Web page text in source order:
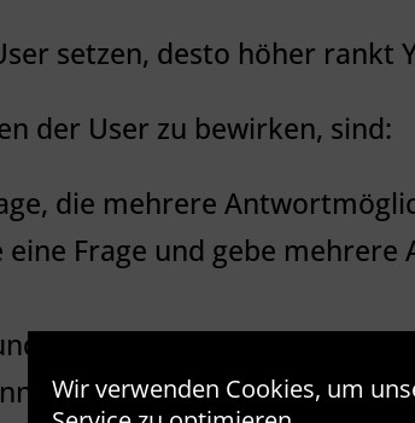
Wir verwenden Cookies, um
setzen, desto höher rankt
der User zu bewirken, sind:
die mehrere
Frage und gebe
den Kanal zu abonnieren,
mich“ schreiben,